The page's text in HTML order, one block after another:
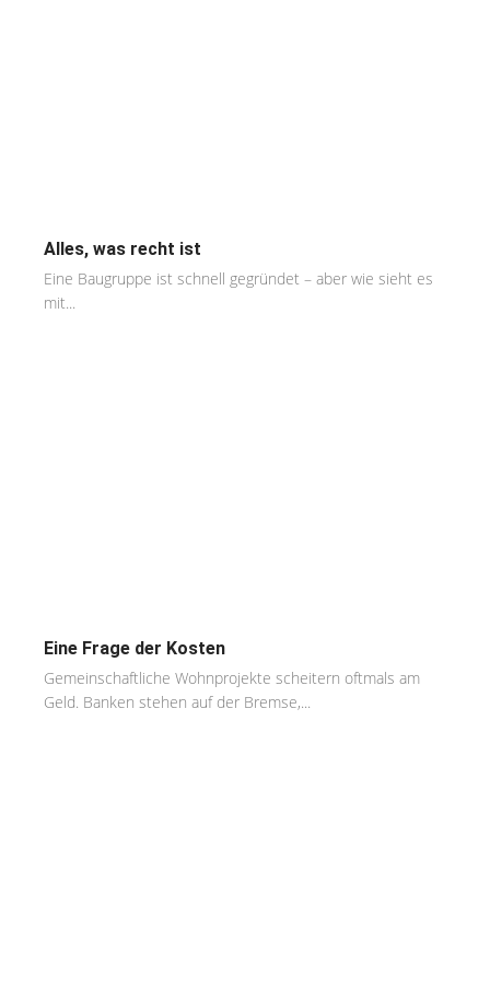
Alles, was recht ist
Eine Baugruppe ist schnell gegründet – aber wie sieht es
mit...
Eine Frage der Kosten
Gemeinschaftliche Wohnprojekte scheitern oftmals am
Geld. Banken stehen auf der Bremse,...